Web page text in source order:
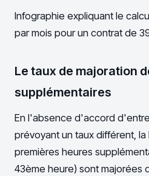
Infographie expliquant le
par mois pour un contrat de
Le taux de majoration
supplémentaires
En l'absence d'accord
prévoyant un taux différent,
premières heures
43ème heure) sont majorées